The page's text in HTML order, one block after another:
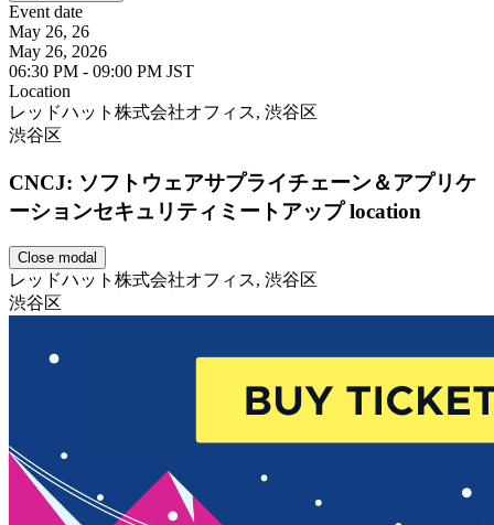
Event date
May 26, 26
May 26, 2026
06:30 PM - 09:00 PM JST
Location
レッドハット株式会社オフィス, 渋谷区
渋谷区
CNCJ: ソフトウェアサプライチェーン＆アプリケ
ーションセキュリティミートアップ location
Close modal
レッドハット株式会社オフィス, 渋谷区
渋谷区